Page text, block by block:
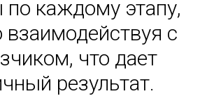
по каждому этапу,
взаимодействуя с
что дает
результат.